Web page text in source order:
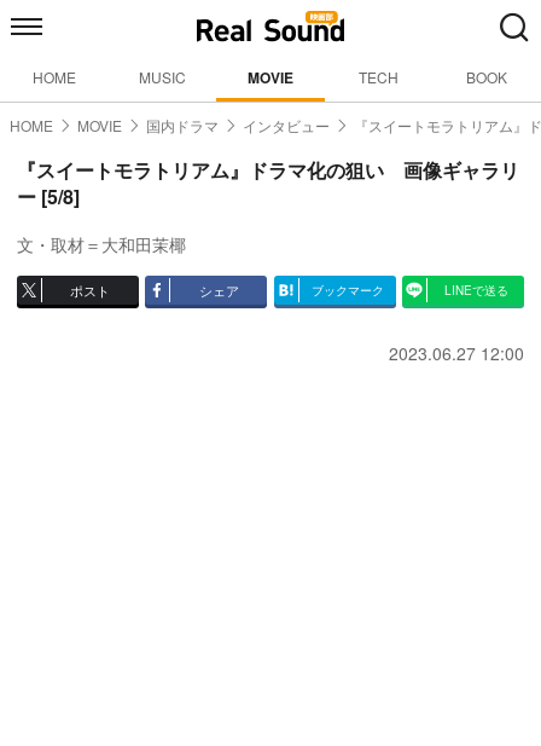
HOME MUSIC MOVIE TECH BOOK
HOME MOVIE 国内ドラマ インタビュー 『スイートモラトリアム』
『スイートモラトリアム』ドラマ化の狙い 画像ギャラリ
ー [5/8]
文・取材＝大和田茉椰
ポスト シェア ブックマーク LINEで送る
2023.06.27 12:00